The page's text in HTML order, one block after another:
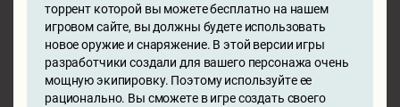
торрент которой вы можете бесплатно на нашем
игровом сайте, вы должны будете использовать
новое оружие и снаряжение. В этой версии игры
разработчики создали для вашего персонажа очень
мощную экипировку. Поэтому используйте ее
рационально. Вы сможете в игре создать своего